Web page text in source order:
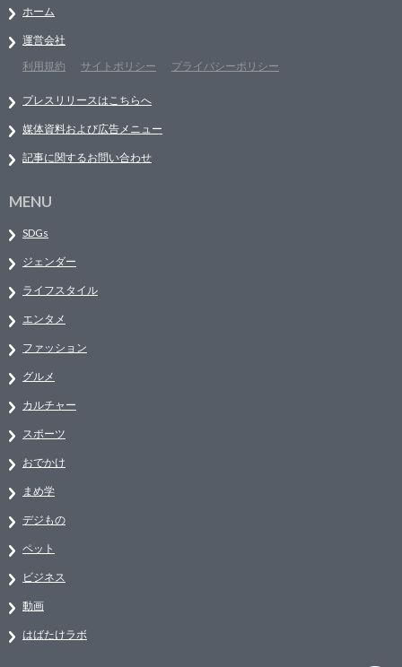
ホーム
運営会社
利用規約
サイトポリシー プライバシーポリシー
プレスリリースはこちらへ
媒体資料および広告メニュー
記事に関するお問い合わせ
MENU
SDGs
ジェンダー
ライフスタイル
エンタメ
ファッション
グルメ
カルチャー
スポーツ
おでかけ
まめ学
デジもの
ペット
ビジネス
動画
はばたけラボ